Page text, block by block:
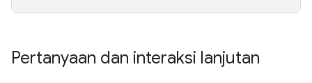
Pertanyaan dan interaksi lanjutan